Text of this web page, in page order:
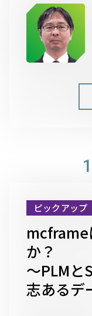
ピックアップ
mcframe
か？
～PLMと
志あるデ